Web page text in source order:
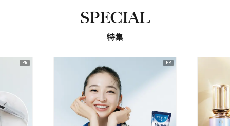
SPECIAL
特集